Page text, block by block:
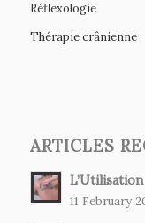
Réflexologie
Thérapie crânienne
ARTICLES
11 February